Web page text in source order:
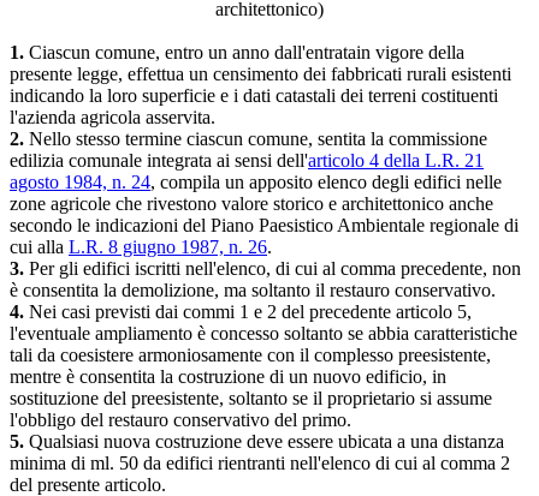
architettonico)
1. Ciascun comune, entro un anno dall'entratain vigore della
presente legge, effettua un censimento dei fabbricati rurali esistenti
indicando la loro superficie e i dati catastali dei terreni costituenti
l'azienda agricola asservita.
2. Nello stesso termine ciascun comune, sentita la commissione
edilizia comunale integrata ai sensi dell'articolo 4 della L.R. 21
agosto 1984, n. 24, compila un apposito elenco degli edifici nelle
zone agricole che rivestono valore storico e architettonico anche
secondo le indicazioni del Piano Paesistico Ambientale regionale di
cui alla L.R. 8 giugno 1987, n. 26.
3. Per gli edifici iscritti nell'elenco, di cui al comma precedente, non
è consentita la demolizione, ma soltanto il restauro conservativo.
4. Nei casi previsti dai commi 1 e 2 del precedente articolo 5,
l'eventuale ampliamento è concesso soltanto se abbia caratteristiche
tali da coesistere armoniosamente con il complesso preesistente,
mentre è consentita la costruzione di un nuovo edificio, in
sostituzione del preesistente, soltanto se il proprietario si assume
l'obbligo del restauro conservativo del primo.
5. Qualsiasi nuova costruzione deve essere ubicata a una distanza
minima di ml. 50 da edifici rientranti nell'elenco di cui al comma 2
del presente articolo.